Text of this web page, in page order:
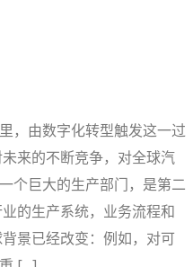
，由数字化转型触发这一过
来的不断竞争，对全球汽
个巨大的生产部门，是第二
的生产系统，业务流程和
景已经改变：例如，对可